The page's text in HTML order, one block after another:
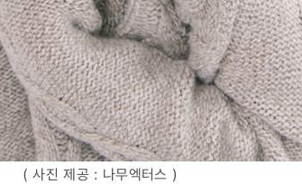
( 사진 제공 : 나무엑터스 )